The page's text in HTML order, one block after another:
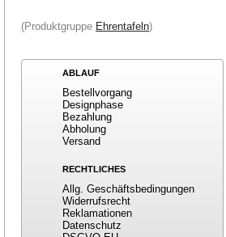
(Produktgruppe Ehrentafeln)
ABLAUF
Bestellvorgang
Designphase
Bezahlung
Abholung
Versand
RECHTLICHES
Allg. Geschäftsbedingungen
Widerrufsrecht
Reklamationen
Datenschutz